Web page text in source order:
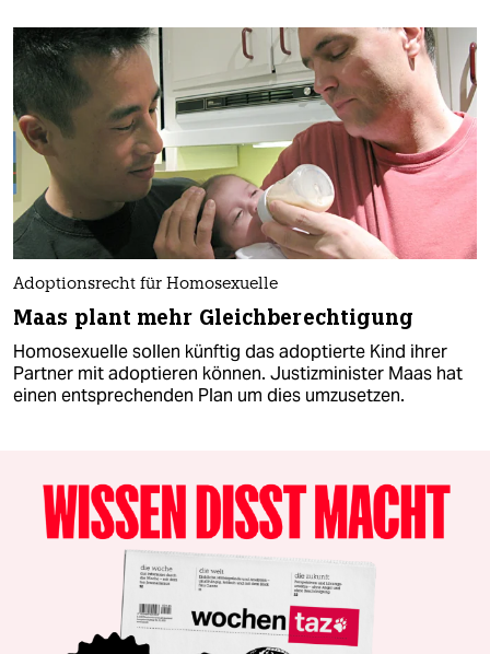
Adoptionsrecht für Homosexuelle
Maas plant mehr Gleichberechtigung
Homosexuelle sollen künftig das adoptierte Kind ihrer
Partner mit adoptieren können. Justizminister Maas hat
einen entsprechenden Plan um dies umzusetzen.